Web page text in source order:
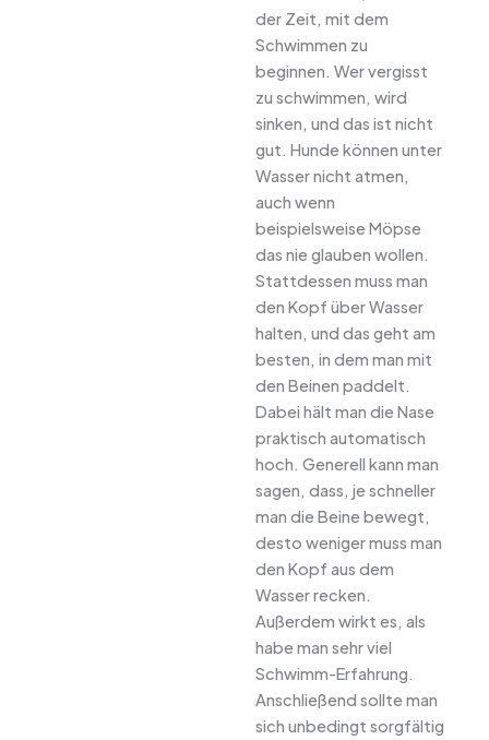
der Zeit, mit dem
Schwimmen zu
beginnen. Wer vergisst
zu schwimmen, wird
sinken, und das ist nicht
gut. Hunde können unter
Wasser nicht atmen,
auch wenn
beispielsweise Möpse
das nie glauben wollen.
Stattdessen muss man
den Kopf über Wasser
halten, und das geht am
besten, in dem man mit
den Beinen paddelt.
Dabei hält man die Nase
praktisch automatisch
hoch. Generell kann man
sagen, dass, je schneller
man die Beine bewegt,
desto weniger muss man
den Kopf aus dem
Wasser recken.
Außerdem wirkt es, als
habe man sehr viel
Schwimm-Erfahrung.
Anschließend sollte man
sich unbedingt sorgfältig